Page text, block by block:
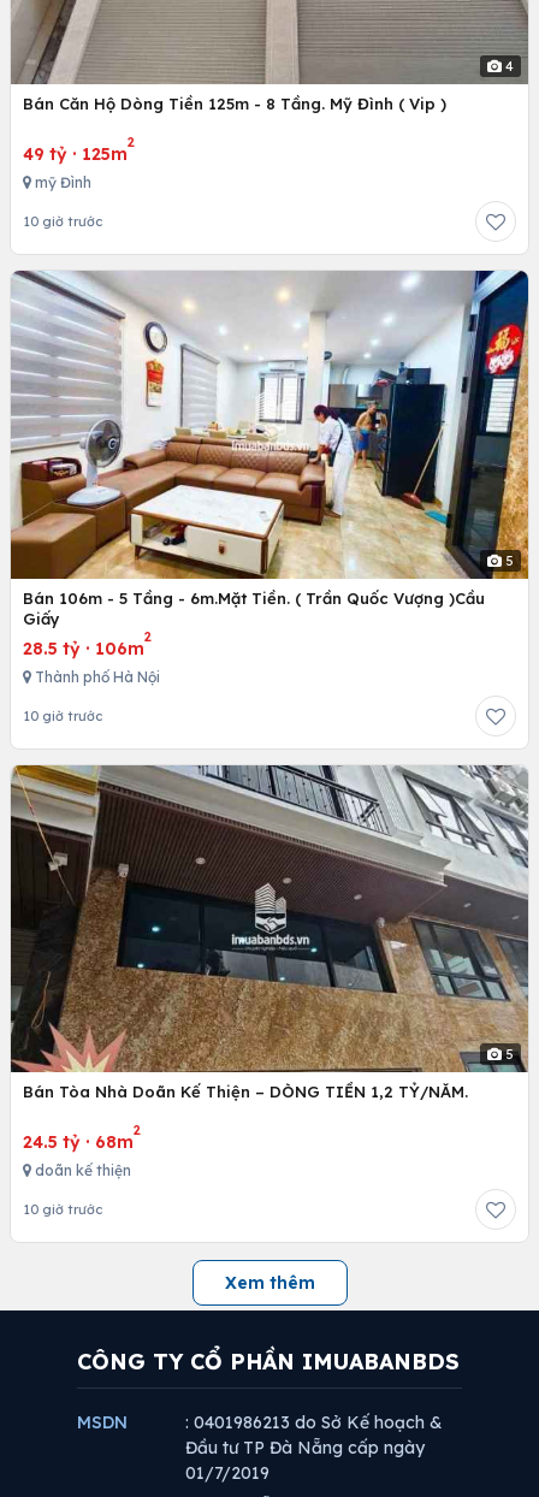
4
Bán Căn Hộ Dòng Tiền 125m - 8 Tầng. Mỹ Đình ( Vip )
49 tỷ · 125m
2
mỹ Đình
10 giờ trước
5
Bán 106m - 5 Tầng - 6m.Mặt Tiền. ( Trần Quốc Vượng )Cầu
Giấy
28.5 tỷ · 106m
2
Thành phố Hà Nội
10 giờ trước
5
Bán Tòa Nhà Doãn Kế Thiện – DÒNG TIỀN 1,2 TỶ/NĂM.
24.5 tỷ · 68m
2
doãn kế thiện
10 giờ trước
Xem thêm
CÔNG TY CỔ PHẦN IMUABANBDS
MSDN
: 0401986213 do Sở Kế hoạch &
Đầu tư TP Đà Nẵng cấp ngày
01/7/2019